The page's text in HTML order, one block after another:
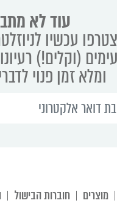
עוד לא
עכשיו
(וקלים!)
ומלא זמן פנוי
מוצרים חוברות הבישול